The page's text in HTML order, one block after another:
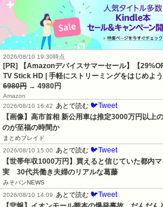
2026/08/10 19:30時点
[PR] 【Amazonデバイスサマーセール】【
TV Stick HD | 手軽にストリーミングをはじめよ
6980円 → 4980円
Amazon
2026/08/10 16:42
あとで読む 🐦Tweet
【画像】高市首相 新公用車は推定3000万円以上
のが至福の時間か
まとめブレイド
2026/08/10 15:00
あとで読む 🐦Tweet
【世帯年収1000万円】買えると信じていた都内
実　30代共働き夫婦のリアルな葛藤
みそパンNEWS
2026/08/10 14:09
あとで読む 🐦Tweet